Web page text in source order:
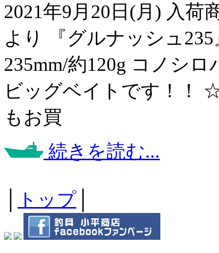
2021年9月20日(月) 入荷
より 『グルナッシュ
235mm/約120g コノシ
ビッグベイトです！！
もお買
続きを読む...
トップ